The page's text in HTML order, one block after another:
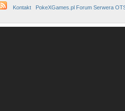
Kontakt PokeXGames.pl Forum Serwera